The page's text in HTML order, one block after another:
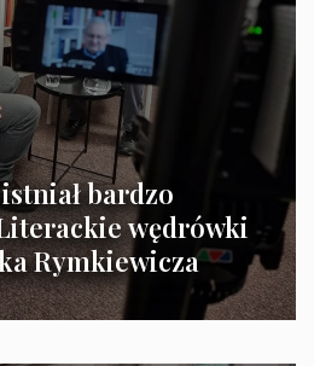
bardzo
wędrówki
Rymkiewicza